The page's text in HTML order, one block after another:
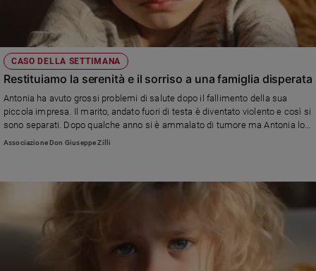
CASO DELLA SETTIMANA
Restituiamo la serenità e il sorriso a una famiglia disperata
Antonia ha avuto grossi problemi di salute dopo il fallimento della sua
piccola impresa. Il marito, andato fuori di testa è diventato violento e così si
sono separati. Dopo qualche anno si è ammalato di tumore ma Antonia lo
ha curato fino alla fine. La figlia di 10 anni a causa dello stress per la
Associazione Don Giuseppe Zilli